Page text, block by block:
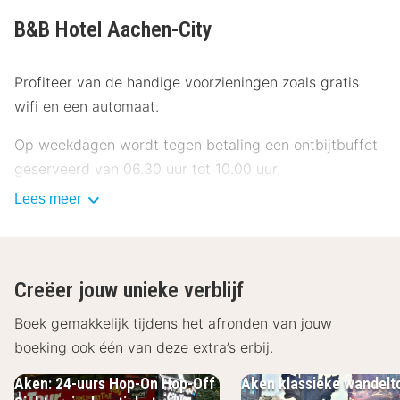
B&B Hotel Aachen-City
Profiteer van de handige voorzieningen zoals gratis
wifi en een automaat.
Op weekdagen wordt tegen betaling een ontbijtbuffet
geserveerd van 06.30 uur tot 10.00 uur.
Enkele van de voorzieningen zijn een snelle
Doe of je thuis bent in één van de 144
klimaatgeregelde kamers met een flatscreentelevisie.
Er is gratis wifi op de kamer als je op het internet wilt
Bij de voorzieningen horen een bureau en de kamers
Lees meer
Creëer jouw unieke verblijf
Boek gemakkelijk tijdens het afronden van jouw
boeking ook één van deze extra’s erbij.
Aken: 24-uurs Hop-On Hop-Off
Aken klassieke